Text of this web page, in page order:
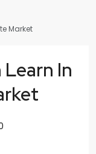
Market
Learn In